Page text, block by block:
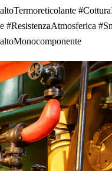
#ResistenzaAtmosferica